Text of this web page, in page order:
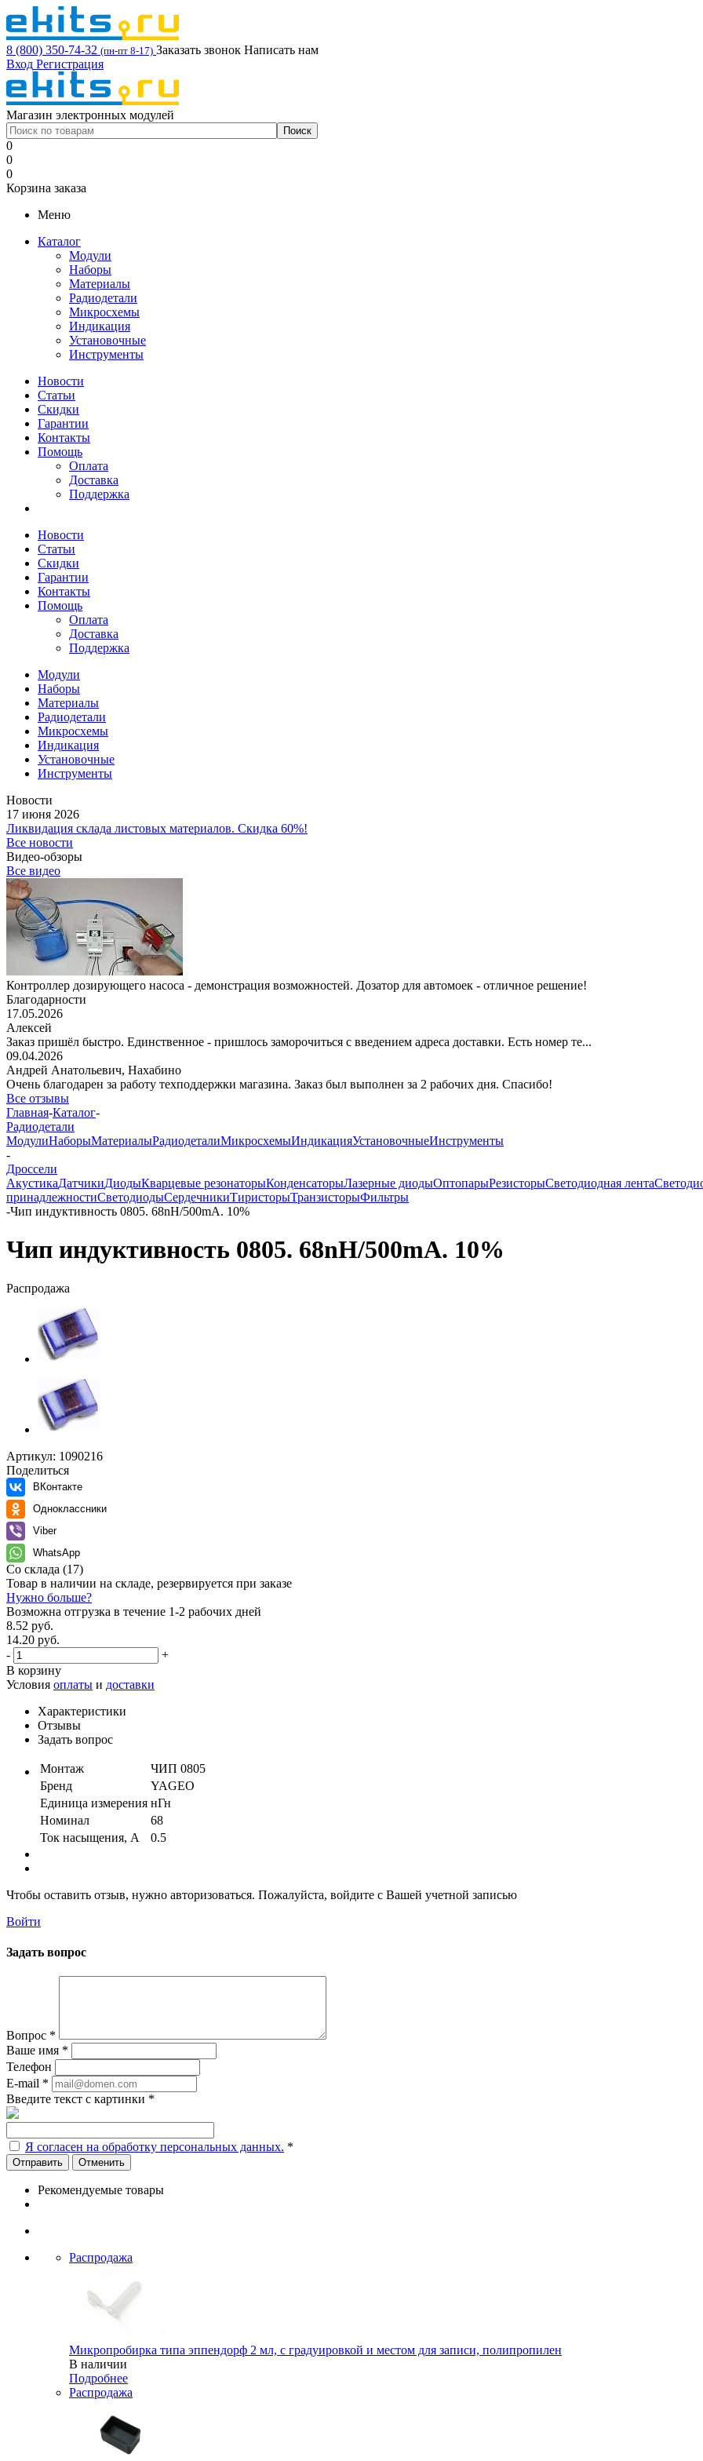
8 (800) 350-74-32 (пн-пт 8-17) Заказать звонок Написать нам
Вход Регистрация
Магазин электронных модулей
0
0
0
Корзина заказа
Меню
Каталог
Модули
Наборы
Материалы
Радиодетали
Микросхемы
Индикация
Установочные
Инструменты
Новости
Статьи
Скидки
Гарантии
Контакты
Помощь
Оплата
Доставка
Поддержка
Новости
Статьи
Скидки
Гарантии
Контакты
Помощь
Оплата
Доставка
Поддержка
Модули
Наборы
Материалы
Радиодетали
Микросхемы
Индикация
Установочные
Инструменты
Новости
17 июня 2026
Ликвидация склада листовых материалов. Скидка 60%!
Все новости
Видео-обзоры
Все видео
Контроллер дозирующего насоса - демонстрация возможностей. Дозатор для автомоек - отличное решение!
Благодарности
17.05.2026
Алексей
Заказ пришёл быстро. Единственное - пришлось заморочиться с введением адреса доставки. Есть номер те...
09.04.2026
Андрей Анатольевич, Нахабино
Очень благодарен за работу техподдержки магазина. Заказ был выполнен за 2 рабочих дня. Спасибо!
Все отзывы
Главная-Каталог-
Радиодетали
МодулиНаборыМатериалыРадиодеталиМикросхемыИндикацияУстановочныеИнструменты
-
Дроссели
АкустикаДатчикиДиодыКварцевые резонаторыКонденсаторыЛазерные диодыОптопарыРезисторыСветодиодная лента
принадлежностиСветодиодыСердечникиТиристорыТранзисторыФильтры
-Чип индуктивность 0805. 68nH/500mA. 10%
Чип индуктивность 0805. 68nH/500mA. 10%
Распродажа
Артикул: 1090216
Поделиться
ВКонтакте
Одноклассники
Viber
WhatsApp
Со склада (17)
Товар в наличии на складе, резервируется при заказе
Нужно больше?
Возможна отгрузка в течение 1-2 рабочих дней
8.52 руб.
14.20 руб.
-
+
В корзину
Условия оплаты и доставки
Характеристики
Отзывы
Задать вопрос
Монтаж
ЧИП 0805
Бренд
YAGEO
Единица измерения нГн
Номинал
68
Ток насыщения, А
0.5
Чтобы оставить отзыв, нужно авторизоваться. Пожалуйста, войдите с Вашей учетной записью
Войти
Задать вопрос
Вопрос *
Ваше имя *
Телефон
E-mail *
Введите текст с картинки *
Я согласен на обработку персональных данных. *
Отменить
Рекомендуемые товары
Распродажа
Микропробирка типа эппендорф 2 мл, с градуировкой и местом для записи, полипропилен
В наличии
Подробнее
Распродажа